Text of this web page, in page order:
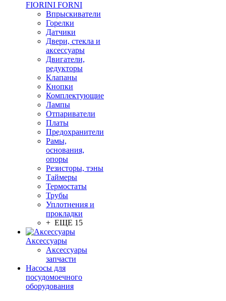
FIORINI FORNI
Впрыскиватели
Горелки
Датчики
Двери, стекла и
аксессуары
Двигатели,
редукторы
Клапаны
Кнопки
Комплектующие
Лампы
Отпариватели
Платы
Предохранители
Рамы,
основания,
опоры
Резисторы, тэны
Таймеры
Термостаты
Трубы
Уплотнения и
прокладки
+ ЕЩЕ 15
Аксессуары
Аксессуары
запчасти
Насосы для
посудомоечного
оборудования